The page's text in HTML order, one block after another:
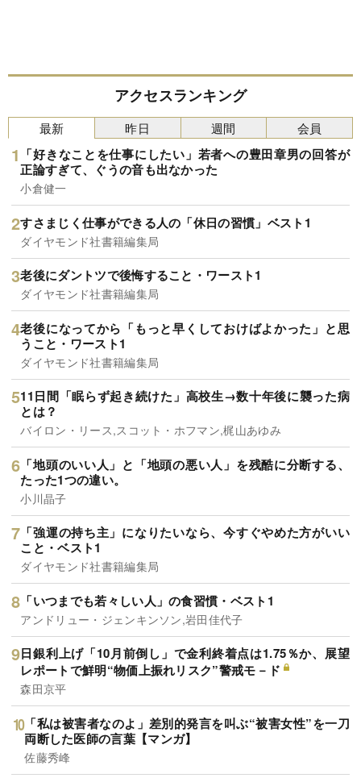
アクセスランキング
最新
「好きなことを仕事にしたい」若者への豊田章男の回答が
正論すぎて、ぐうの音も出なかった
小倉健一
すさまじく仕事ができる人の「休日の習慣」ベスト1
ダイヤモンド社書籍編集局
老後にダントツで後悔すること・ワースト1
ダイヤモンド社書籍編集局
老後になってから「もっと早くしておけばよかった」と思
うこと・ワースト1
ダイヤモンド社書籍編集局
11日間「眠らず起き続けた」高校生→数十年後に襲った病
とは？
バイロン・リース,スコット・ホフマン,梶山あゆみ
「地頭のいい人」と「地頭の悪い人」を残酷に分断する、
たった1つの違い。
小川晶子
「強運の持ち主」になりたいなら、今すぐやめた方がいい
こと・ベスト1
ダイヤモンド社書籍編集局
「いつまでも若々しい人」の食習慣・ベスト1
アンドリュー・ジェンキンソン,岩田佳代子
日銀利上げ「10月前倒し」で金利終着点は1.75％か、展望
レポートで鮮明“物価上振れリスク”警戒モ－ド
森田京平
「私は被害者なのよ」差別的発言を叫ぶ“被害女性”を一刀
両断した医師の言葉【マンガ】
佐藤秀峰
昨日 週間 会員